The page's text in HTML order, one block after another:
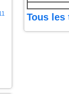
Tous les